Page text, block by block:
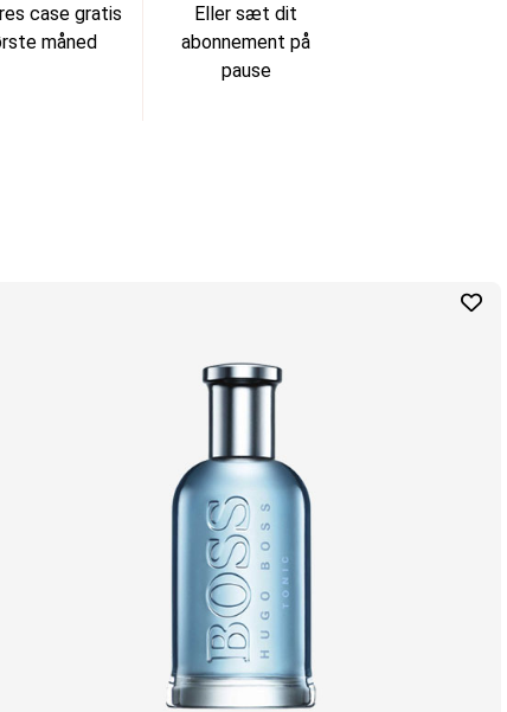
case gratis
måned
Eller sæt dit
abonnement på
pause